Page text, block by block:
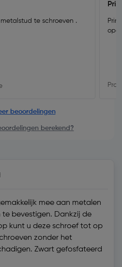
te schroeven .
beoordelingen
berekend?
mee aan metalen
bevestigen. Dankzij de
kunt u deze schroef tot op
zonder het
Zwart gefosfateerd